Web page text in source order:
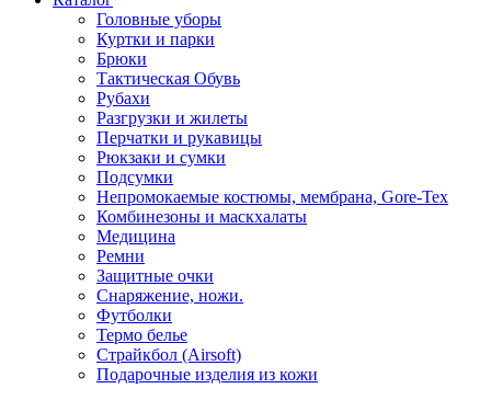
Головные уборы
Куртки и парки
Брюки
Тактическая Обувь
Рубахи
Разгрузки и жилеты
Перчатки и рукавицы
Рюкзаки и сумки
Подсумки
Непромокаемые костюмы, мембрана, Gore-Tex
Комбинезоны и маскхалаты
Медицина
Ремни
Защитные очки
Снаряжение, ножи.
Футболки
Термо белье
Страйкбол (Airsoft)
Подарочные изделия из кожи